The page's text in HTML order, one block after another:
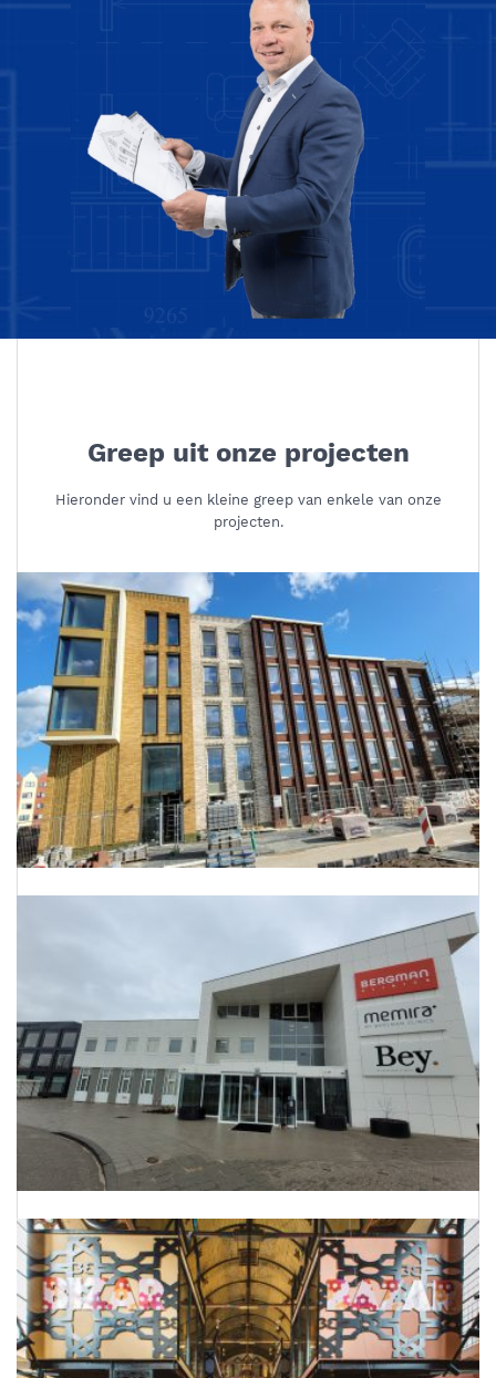
Greep uit onze projecten
Hieronder vind u een kleine greep van enkele van onze
projecten.